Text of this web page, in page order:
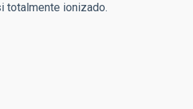
totalmente ionizado.